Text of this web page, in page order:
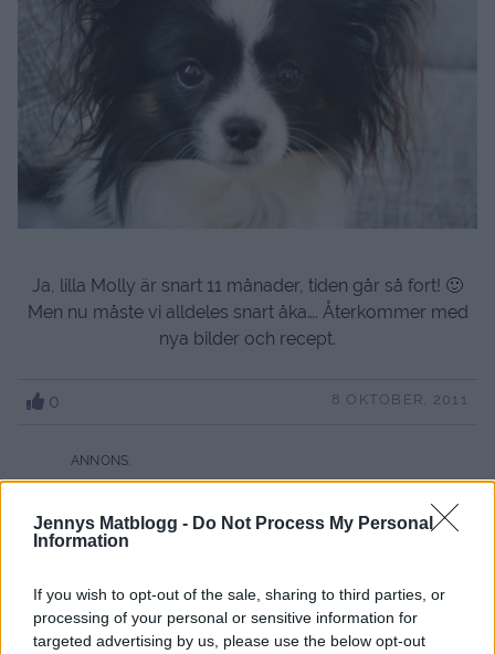
Jennys Matblogg - Do Not Process My Personal
Information
If you wish to opt-out of the sale, sharing to third parties, or
processing of your personal or sensitive information for
targeted advertising by us, please use the below opt-out
Ja, lilla Molly är snart 11 månader, tiden går så fort! 🙂
Men nu måste vi alldeles snart åka…. Återkommer med
nya bilder och recept.
0 8 OKTOBER, 2011